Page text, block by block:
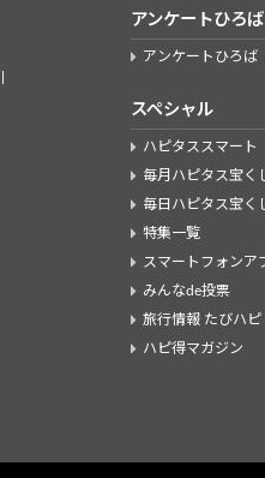
アンケートひろば
アンケートひろば
スペシャル
ハピタススマート
毎月ハピタス宝く
毎日ハピタス宝く
特集一覧
スマートフォンア
みんなde投票
旅行情報 たびハピ
ハピ得マガジン